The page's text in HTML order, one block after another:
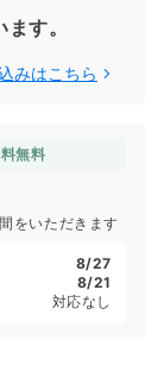
す。
みはこちら
無料
をいただきます
8/27
8/21
対応なし